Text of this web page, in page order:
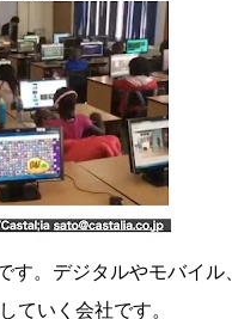
す。デジタルやモバイル
ていく会社です。